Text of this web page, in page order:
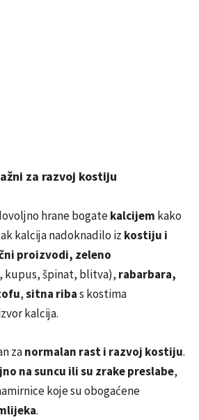
za razvoj kostiju
hrane bogatekalcijem kako
kalcija nadoknadilo iz kostiju i
proizvodi, zeleno
kupus, špinat, blitva), rabarbara,
,sitna ribas kostima
kalcija.
zanormalan rast i razvoj kostiju.
na suncu ili su zrake preslabe,
koje su obogaćene
.